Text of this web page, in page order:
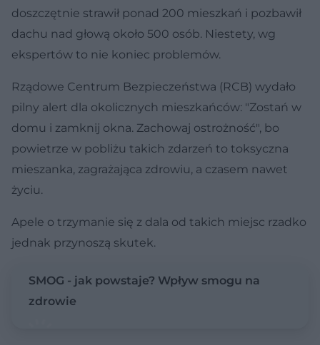
doszczętnie strawił ponad 200 mieszkań i pozbawił
dachu nad głową około 500 osób. Niestety, wg
ekspertów to nie koniec problemów.
Rządowe Centrum Bezpieczeństwa (RCB) wydało
pilny alert dla okolicznych mieszkańców: "Zostań w
domu i zamknij okna. Zachowaj ostrożność", bo
powietrze w pobliżu takich zdarzeń to toksyczna
mieszanka, zagrażająca zdrowiu, a czasem nawet
życiu.
Apele o trzymanie się z dala od takich miejsc rzadko
jednak przynoszą skutek.
SMOG - jak powstaje? Wpływ smogu na
zdrowie